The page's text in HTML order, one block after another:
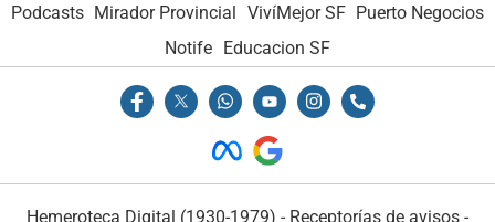
Podcasts Mirador Provincial VivíMejor SF Puerto Negocios
Notife Educacion SF
Hemeroteca Digital (1930-1979) - Receptorías de avisos -